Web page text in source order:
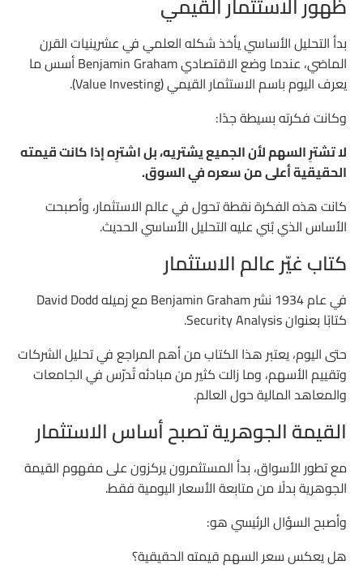
بدأ التحليل الأساسي يأخذ شكله العلمي في عشرينيات القرن
الماضي، عندما وضع الاقتصاديBenjamin Grahamأسس ما
يعرف اليوم باسم الاستثمار القيمي (Value Investing).
وكانت فكرته بسيطة جدًا:
لا تشترِ السهم لأن الجميع يشتريه، بل اشترِه إذا كانت قيمته
الحقيقية أعلى من سعره في السوق.
كانت هذه الفكرة نقطة تحول في عالم الاستثمار، وأصبحت
الأساس الذي بُني عليه التحليل الأساسي الحديث.
كتاب غيّر عالم الاستثمار
في عام 1934 نشر Benjamin Graham مع زميلهDavid Dodd
كتابًا بعنوانSecurity Analysis
.
حتى اليوم، يعتبر هذا الكتاب من أهم المراجع في تحليل الشركات
وتقييم الأسهم، وما زالت كثير من مبادئه تُدرّس في الجامعات
والمعاهد المالية حول العالم.
القيمة الجوهرية تصبح أساس الاستثمار
مع تطور الأسواق، بدأ المستثمرون يركزون على مفهوم القيمة
الجوهرية بدلًا من متابعة الأسعار اليومية فقط.
وأصبح السؤال الرئيسي هو:
هل يعكس سعر السهم قيمته الحقيقية؟